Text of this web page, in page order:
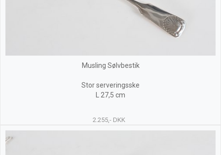
Musling Sølvbestik
Stor serveringsske
L 27,5 cm
2.255,- DKK